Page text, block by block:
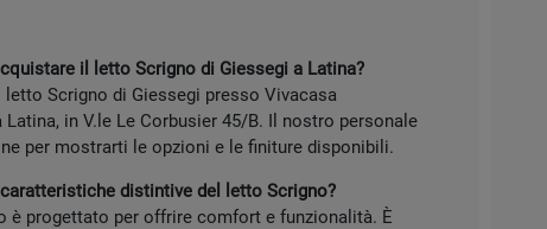
il letto Scrigno di Giessegi a Latina?
letto Scrigno di Giessegi presso Vivacasa
Latina, in V.le Le Corbusier 45/B. Il nostro personale
per mostrarti le opzioni e le finiture disponibili.
distintive del letto Scrigno?
è progettato per offrire comfort e funzionalità. È